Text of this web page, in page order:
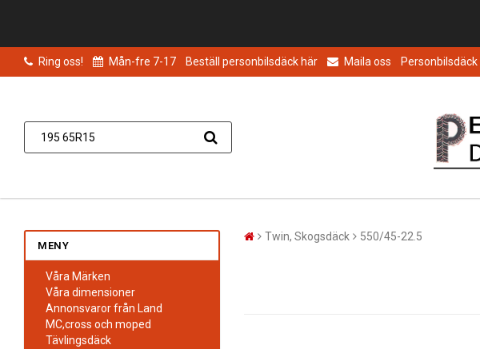
Ring oss! Mån-fre 7-17 Beställ personbilsdäck här Maila oss Personbilsdäck
MENY
Våra Märken
Våra dimensioner
Annonsvaror från Land
MC,cross och moped
Tävlingsdäck
Twin, Skogsdäck 550/45-22.5